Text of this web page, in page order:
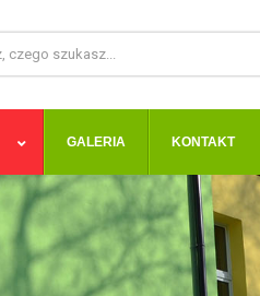
GALERIA KONTAKT